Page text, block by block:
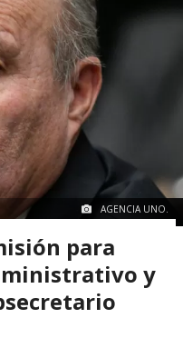
AGENCIA UNO.
para
y